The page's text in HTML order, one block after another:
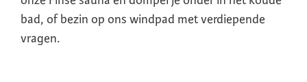
bad, of bezin op ons windpad met verdiepende
vragen.